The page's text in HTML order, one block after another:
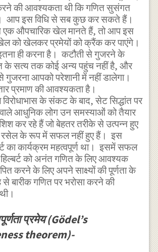
की आवश्यकता थी कि गणित सुसंगत
आप इस विधि से सब कुछ कर सकते हैं।
एक औपचारिक खेल मानते हैं, तो आप इस
को खेलकर प्रमेयों को क्रैंक कर पाएंगे।
ही करना है। कटौती से गुजरने के
के सत्य तक कोई अन्य पहुंच नहीं है, और
गुजरना आपको परेशानी में नहीं डालेगा।
प्रमाण की आवश्यकता है।
के संकट के बाद, सेट सिद्धांत पर
आधुनिक लोग उन समस्याओं को तैयार
कर रहे हैं जो बेहतर तरीके से उत्पन्न हुए
के रूप में सफल नहीं हुए हैं। इस
का कार्यक्रम महत्वपूर्ण था। इसमें सफल
को अनंत गणित के लिए आवश्यक
करने के लिए अपने साक्ष्यों की पूर्णता के
से बारीक गणित पर भरोसा करने की
प्रमेय (Gödel’s
theorem)-